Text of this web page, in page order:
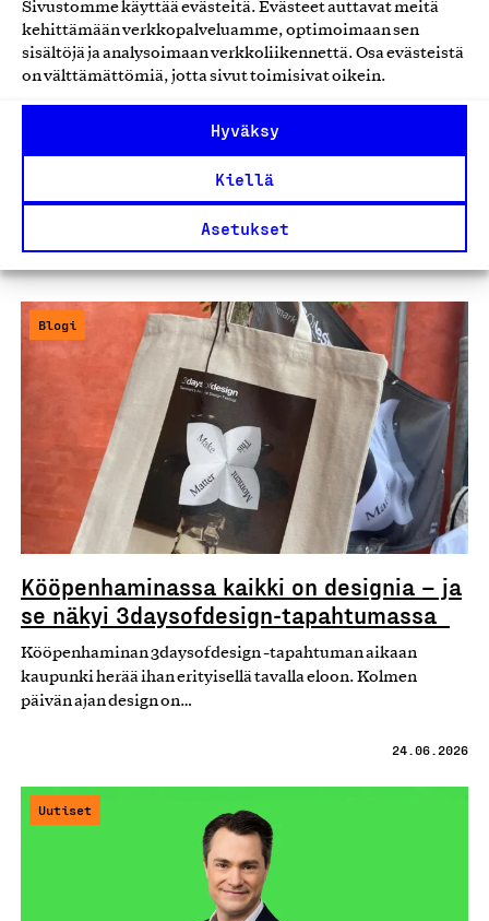
Sivustomme käyttää evästeitä. Evästeet auttavat meitä
kehittämään verkkopalveluamme, optimoimaan sen
sisältöjä ja analysoimaan verkkoliikennettä. Osa evästeistä
on välttämättömiä, jotta sivut toimisivat oikein.
Hyväksy
Kiellä
Asetukset
operaatiojohtaja aloitti,
organisaatiorakenne uudistui
Blogi
Kööpenhaminassa kaikki on designia – ja
se näkyi 3daysofdesign-tapahtumassa
Kööpenhaminan 3daysofdesign -tapahtuman aikaan
kaupunki herää ihan erityisellä tavalla eloon. Kolmen
päivän ajan design on…
24.06.2026
Uutiset